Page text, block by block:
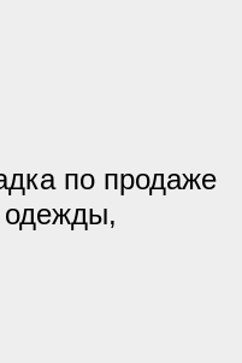
по продаже
одежды,